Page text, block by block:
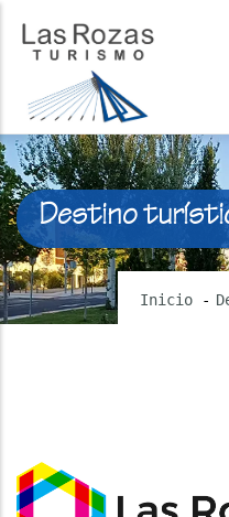
Destino
Inicio -